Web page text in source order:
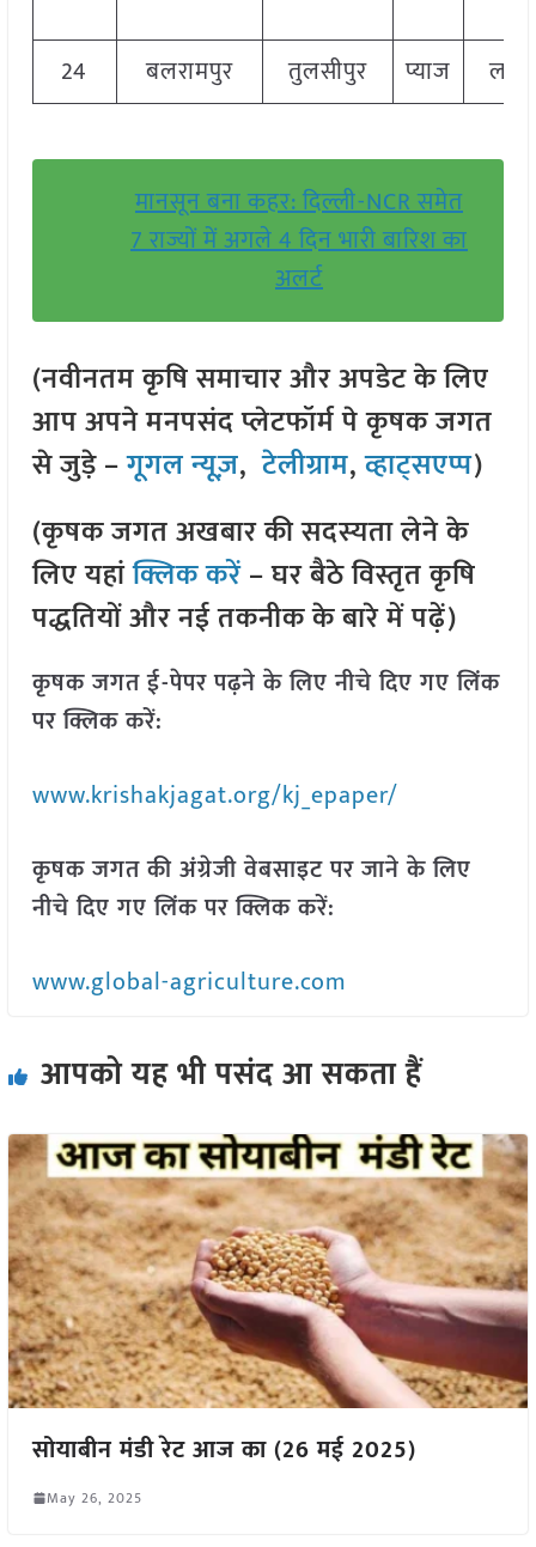
24 बलरामपुर तुलसीपुर प्याज लाल
मानसून बना कहर: दिल्ली-NCR समेत
7 राज्यों में अगले 4 दिन भारी बारिश का
अलर्ट
(नवीनतम कृषि समाचार और अपडेट के लिए
आप अपने मनपसंद प्लेटफॉर्म पे कृषक जगत
से जुड़े –गूगल न्यूज़,टेलीग्राम,व्हाट्सएप्प)
(कृषक जगत अखबार की सदस्यता लेने के
लिए यहांक्लिक करें– घर बैठे विस्तृत कृषि
पद्धतियों और नई तकनीक के बारे में पढ़ें)
कृषक जगत ई-पेपर पढ़ने के लिए नीचे दिए गए लिंक
पर क्लिक करें:
www.krishakjagat.org/kj_epaper/
कृषक जगत की अंग्रेजी वेबसाइट पर जाने के लिए
नीचे दिए गए लिंक पर क्लिक करें:
www.global-agriculture.com
आपको यह भी पसंद आ सकता हैं
सोयाबीन मंडी रेट आज का (26 मई 2025)
May 26, 2025